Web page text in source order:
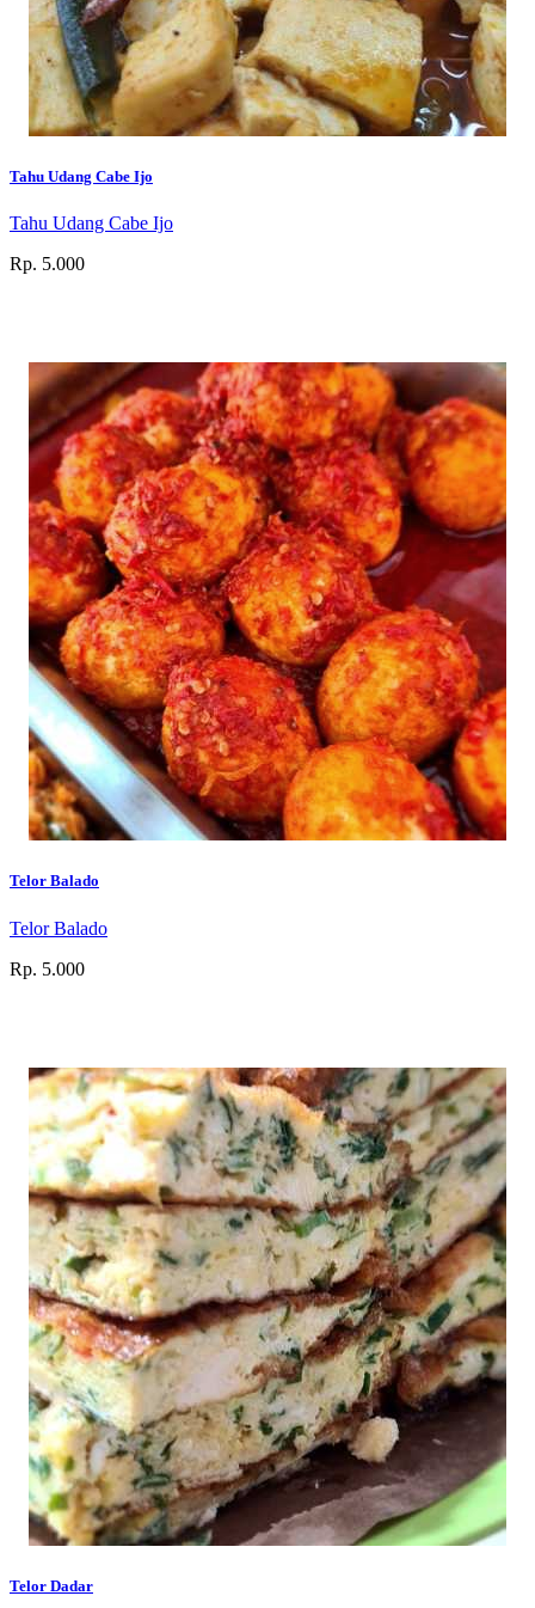
Tahu Udang Cabe Ijo
Tahu Udang Cabe Ijo
Rp. 5.000
Telor Balado
Telor Balado
Rp. 5.000
Telor Dadar